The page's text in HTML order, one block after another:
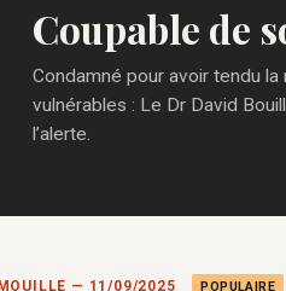
Coupable de
Condamné pour avoir tendu
vulnérables : Le Dr David
l’alerte.
— 11/09/2025 POPULAIRE